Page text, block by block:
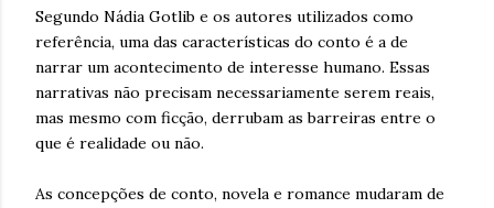
Segundo Nádia Gotlib e os autores utilizados como
referência, uma das características do conto é a de
narrar um acontecimento de interesse humano. Essas
narrativas não precisam necessariamente serem reais,
mas mesmo com ficção, derrubam as barreiras entre o
que é realidade ou não.
As concepções de conto, novela e romance mudaram de